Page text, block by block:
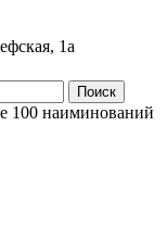
1а
Поиск
100 наиминований